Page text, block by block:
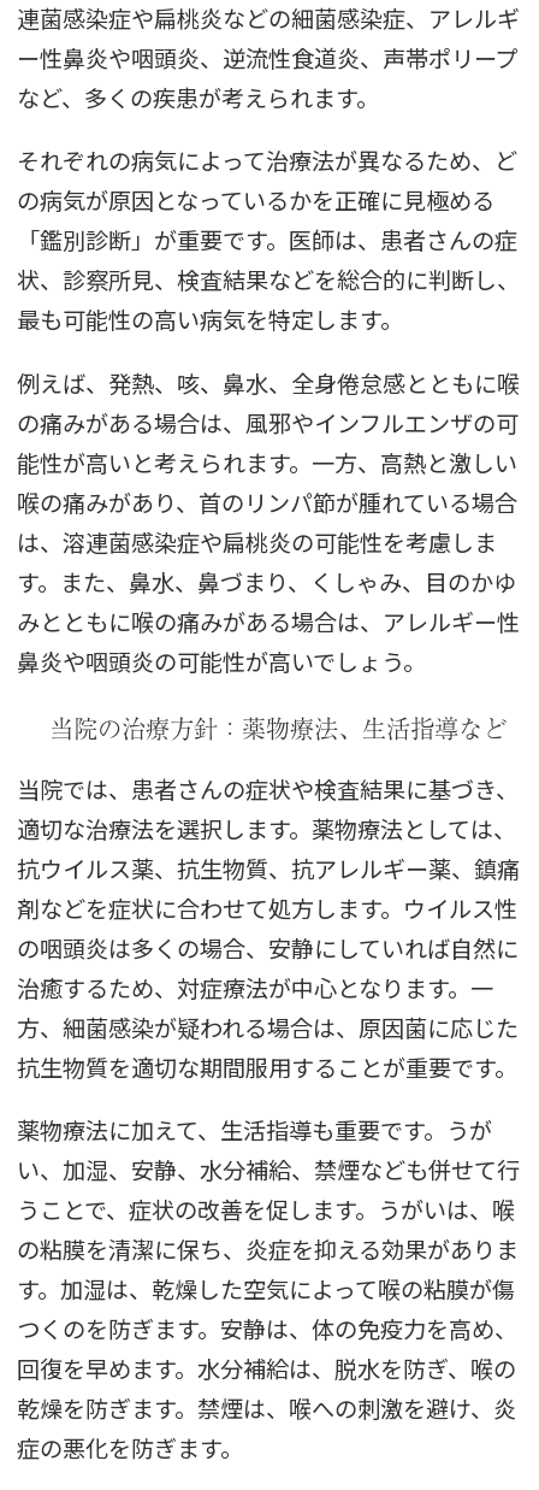
連菌感染症や扁桃炎などの細菌感染症、アレルギ
ー性鼻炎や咽頭炎、逆流性食道炎、声帯ポリープ
など、多くの疾患が考えられます。
それぞれの病気によって治療法が異なるため、ど
の病気が原因となっているかを正確に見極める
「鑑別診断」が重要です。医師は、患者さんの症
状、診察所見、検査結果などを総合的に判断し、
最も可能性の高い病気を特定します。
例えば、発熱、咳、鼻水、全身倦怠感とともに喉
の痛みがある場合は、風邪やインフルエンザの可
能性が高いと考えられます。一方、高熱と激しい
喉の痛みがあり、首のリンパ節が腫れている場合
は、溶連菌感染症や扁桃炎の可能性を考慮しま
す。また、鼻水、鼻づまり、くしゃみ、目のかゆ
みとともに喉の痛みがある場合は、アレルギー性
鼻炎や咽頭炎の可能性が高いでしょう。
当院の治療方針：薬物療法、生活指導など
当院では、患者さんの症状や検査結果に基づき、
適切な治療法を選択します。薬物療法としては、
抗ウイルス薬、抗生物質、抗アレルギー薬、鎮痛
剤などを症状に合わせて処方します。ウイルス性
の咽頭炎は多くの場合、安静にしていれば自然に
治癒するため、対症療法が中心となります。一
方、細菌感染が疑われる場合は、原因菌に応じた
抗生物質を適切な期間服用することが重要です。
薬物療法に加えて、生活指導も重要です。うが
い、加湿、安静、水分補給、禁煙なども併せて行
うことで、症状の改善を促します。うがいは、喉
の粘膜を清潔に保ち、炎症を抑える効果がありま
す。加湿は、乾燥した空気によって喉の粘膜が傷
つくのを防ぎます。安静は、体の免疫力を高め、
回復を早めます。水分補給は、脱水を防ぎ、喉の
乾燥を防ぎます。禁煙は、喉への刺激を避け、炎
症の悪化を防ぎます。